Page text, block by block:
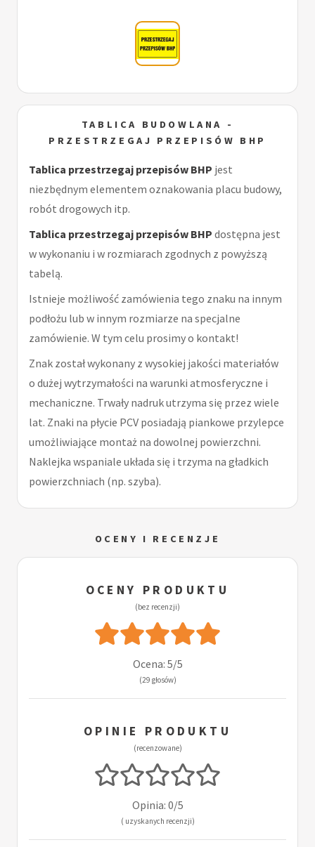
TABLICA BUDOWLANA -
PRZESTRZEGAJ PRZEPISÓW BHP
Tablica przestrzegaj przepisów BHP jest
niezbędnym elementem oznakowania placu budowy,
robót drogowych itp.
Tablica przestrzegaj przepisów BHP dostępna jest
w wykonaniu i w rozmiarach zgodnych z powyższą
tabelą.
Istnieje możliwość zamówienia tego znaku na innym
podłożu lub w innym rozmiarze na specjalne
zamówienie. W tym celu prosimy o kontakt!
Znak został wykonany z wysokiej jakości materiałów
o dużej wytrzymałości na warunki atmosferyczne i
mechaniczne. Trwały nadruk utrzyma się przez wiele
lat. Znaki na płycie PCV posiadają piankowe przylepce
umożliwiające montaż na dowolnej powierzchni.
Naklejka wspaniale układa się i trzyma na gładkich
powierzchniach (np. szyba).
OCENY I RECENZJE
OCENY PRODUKTU
(bez recenzji)
Ocena: 5/5
(29 głosów)
OPINIE PRODUKTU
(recenzowane)
Opinia: 0/5
( uzyskanych recenzji)